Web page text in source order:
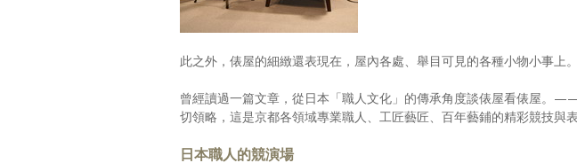
此之外，俵屋的細緻還表現在，屋內各處、舉目可見的各種小物小事上。
曾經讀過一篇文章，從日本「職人文化」的傳承角度談俵屋看俵屋。
切領略，這是京都各領域專業職人、工匠藝匠、百年藝鋪的精彩競技與表
日本職人的競演場